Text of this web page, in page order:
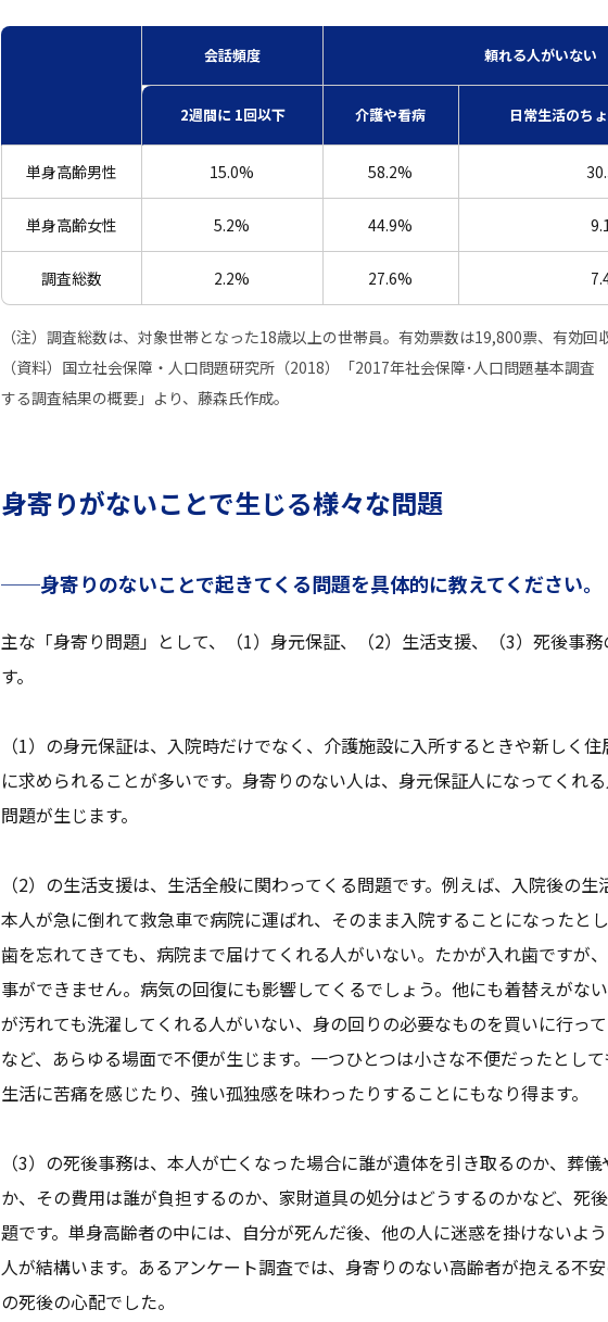
会話頻度 頼れる人がいない
2週間に 1回以下 介護や看病 日常生活のち
単身高齢男性 15.0% 58.2%
単身高齢女性 5.2% 44.9%
調査総数 2.2% 27.6%
（注）調査総数は、対象世帯となった18歳以上の世帯員。有効票数は19,800票、有効回
（資料）国立社会保障・人口問題研究所（2018）「2017年社会保障･人口問題基本調
する調査結果の概要」より、藤森氏作成。
身寄りがないことで生じる様々な問題
──身寄りのないことで起きてくる問題を具体的に教えてください。
主な「身寄り問題」として、（1）身元保証、（2）生活支援、（3）死後事
す。
（1）の身元保証は、入院時だけでなく、介護施設に入所するときや新しく
に求められることが多いです。身寄りのない人は、身元保証人になってくれ
問題が生じます。
（2）の生活支援は、生活全般に関わってくる問題です。例えば、入院後の生
本人が急に倒れて救急車で病院に運ばれ、そのまま入院することになったと
歯を忘れてきても、病院まで届けてくれる人がいない。たかが入れ歯ですが
事ができません。病気の回復にも影響してくるでしょう。他にも着替えがな
が汚れても洗濯してくれる人がいない、身の回りの必要なものを買いに行っ
など、あらゆる場面で不便が生じます。一つひとつは小さな不便だったとし
生活に苦痛を感じたり、強い孤独感を味わったりすることにもなり得ます。
（3）の死後事務は、本人が亡くなった場合に誰が遺体を引き取るのか、葬
か、その費用は誰が負担するのか、家財道具の処分はどうするのかなど、死
題です。単身高齢者の中には、自分が死んだ後、他の人に迷惑を掛けないよ
人が結構います。あるアンケート調査では、身寄りのない高齢者が抱える不
の死後の心配でした。